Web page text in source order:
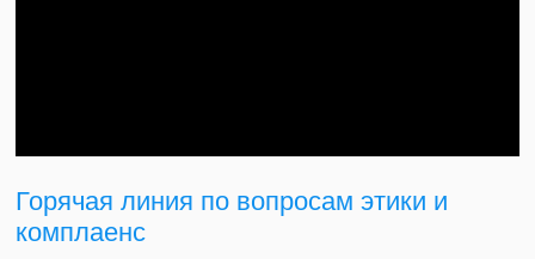
Горячая линия по вопросам этики и
комплаенс